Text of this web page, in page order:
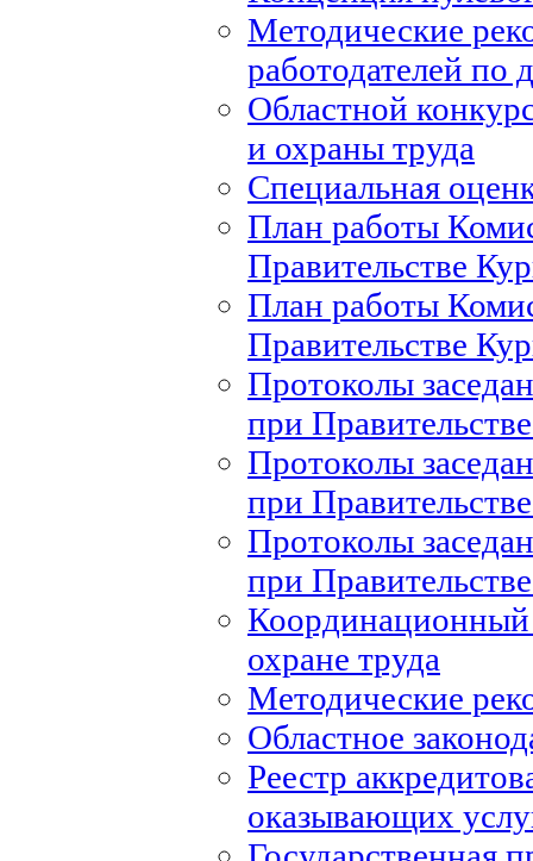
Методические
работодателей по
Областной
и охраны труда
Специальная
План работы
Правительстве
План работы
Правительстве
Протоколы
при
Протоколы
при
Протоколы
при
Координационный
охране труда
Методические
Областное
Реестр
оказывающих